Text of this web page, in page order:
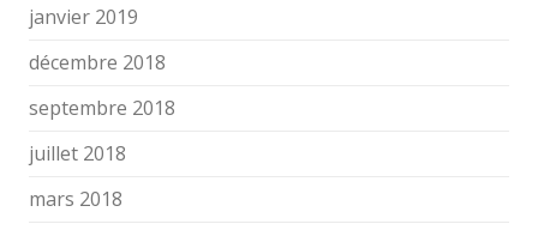
janvier 2019
décembre 2018
septembre 2018
juillet 2018
mars 2018